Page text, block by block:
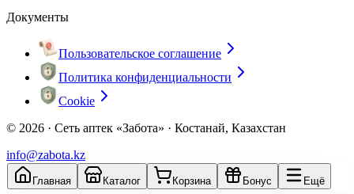
Документы
Пользовательское соглашение
Политика конфиденциальности
Cookie
© 2026 · Сеть аптек «Забота» · Костанай, Казахстан
info@zabota.kz
Главная Каталог Корзина Бонус Ещё